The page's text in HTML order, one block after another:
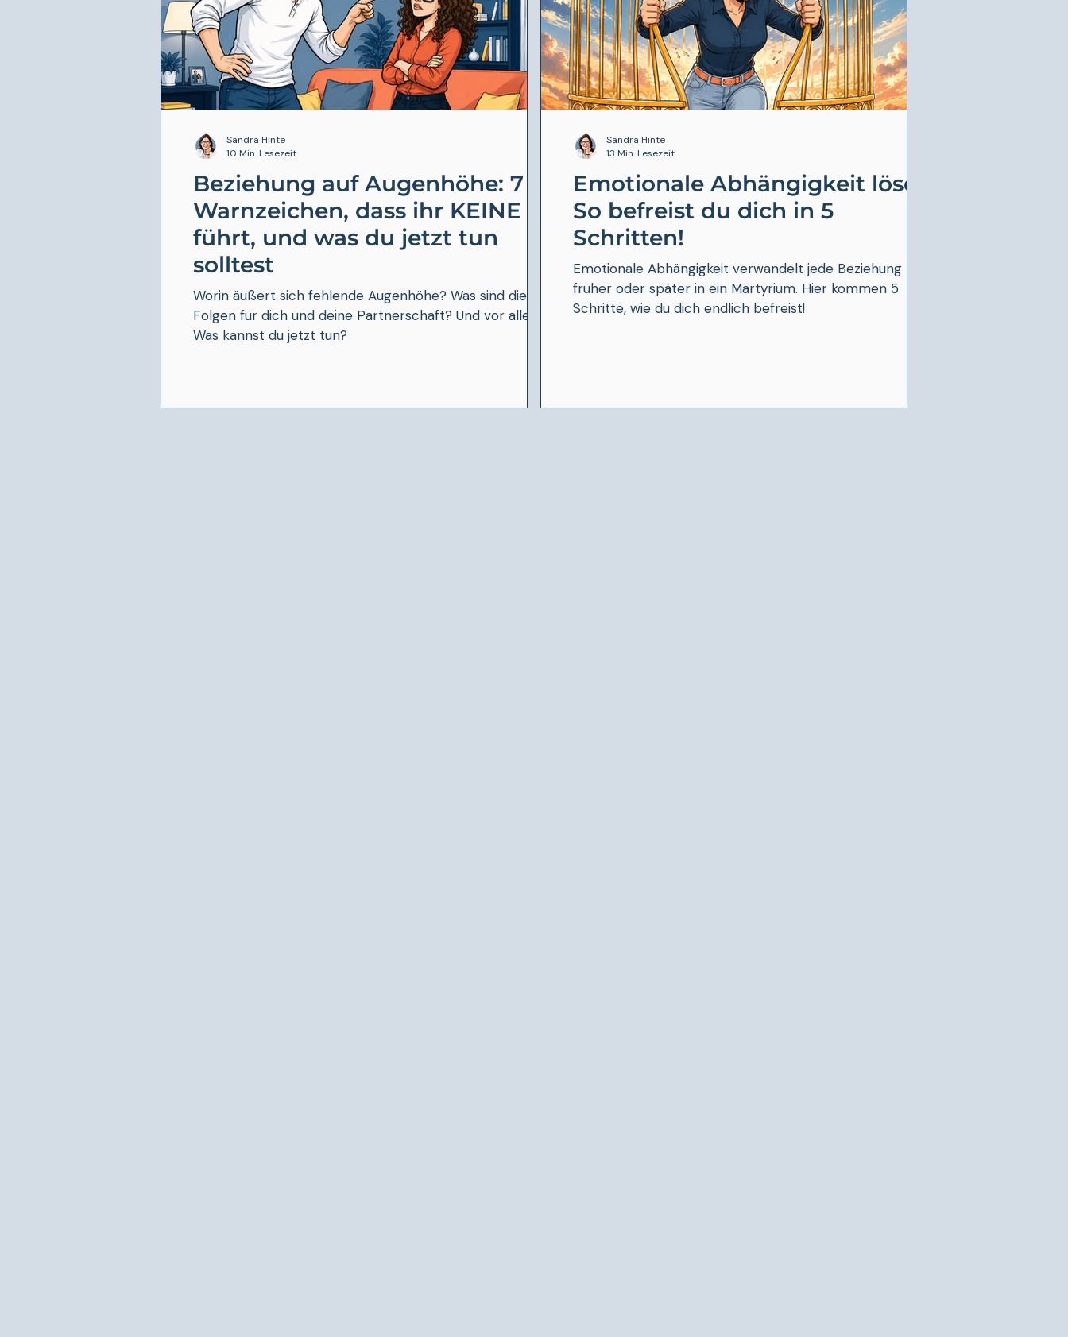
Beziehung auf Augenhöhe: 7
Warnzeichen, dass ihr KEINE
führt, und was du jetzt tun
solltest
Worin äußert sich fehlende Augenhöhe? Was sind die
Folgen für dich und deine Partnerschaft? Und vor allem:
Was kannst du jetzt tun?
Sandra Hinte
10 Min. Lesezeit
Emotionale Abhängigkeit lösen:
So befreist du dich in 5
Schritten!
Emotionale Abhängigkeit verwandelt jede Beziehung
früher oder später in ein Martyrium. Hier kommen 5
Schritte, wie du dich endlich befreist!
Sandra Hinte
13 Min. Lesezeit